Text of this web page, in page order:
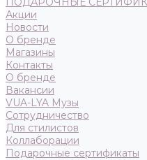
Акции
Новости
О бренде
Магазины
Контакты
О бренде
Вакансии
VUA-LYA Музы
Сотрудничество
Для стилистов
Коллаборации
Подарочные сертификаты